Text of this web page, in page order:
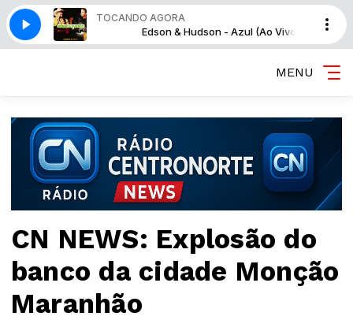
TOCANDO AGORA
- Azul (Ao Vivo) Edson & Hudson - Azul (Ao Vivo)
MENU
CN NEWS: Explosão do
banco da cidade Monção
Maranhão